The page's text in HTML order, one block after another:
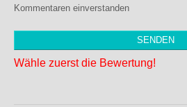
Kommentaren einverstanden
Wähle zuerst die Bewertung!